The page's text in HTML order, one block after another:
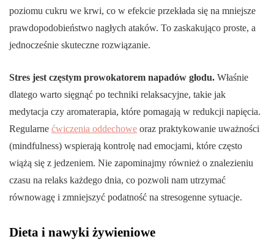
poziomu cukru we krwi, co w efekcie przekłada się na mniejsze
prawdopodobieństwo nagłych ataków. To zaskakująco proste, a
jednocześnie skuteczne rozwiązanie.
Stres jest częstym prowokatorem napadów głodu. Właśnie
dlatego warto sięgnąć po techniki relaksacyjne, takie jak
medytacja czy aromaterapia, które pomagają w redukcji napięcia.
Regularne ćwiczenia oddechowe oraz praktykowanie uważności
(mindfulness) wspierają kontrolę nad emocjami, które często
wiążą się z jedzeniem. Nie zapominajmy również o znalezieniu
czasu na relaks każdego dnia, co pozwoli nam utrzymać
równowagę i zmniejszyć podatność na stresogenne sytuacje.
Dieta i nawyki żywieniowe